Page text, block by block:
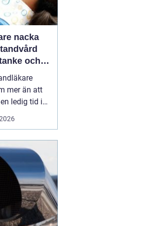
nacka
och
mer än att
ledig tid i
För många är
förknippad
eller en
När
sökerefter